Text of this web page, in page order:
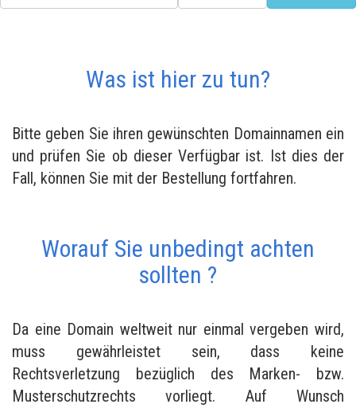
Was ist hier zu tun?
Bitte geben Sie ihren gewünschten Domainnamen ein
und prüfen Sie ob dieser Verfügbar ist. Ist dies der
Fall, können Sie mit der Bestellung fortfahren.
Worauf Sie unbedingt achten
sollten ?
Da eine Domain weltweit nur einmal vergeben wird,
muss gewährleistet sein, dass keine
Rechtsverletzung bezüglich des Marken- bzw.
Musterschutzrechts vorliegt. Auf Wunsch